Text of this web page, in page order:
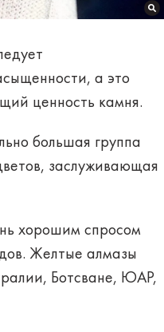
а это
ценность камня.
большая группа
заслуживающая
хорошим спросом
Желтые алмазы
Ботсване, ЮАР,